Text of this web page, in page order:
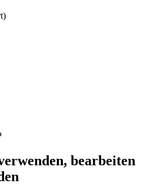
bearbeiten